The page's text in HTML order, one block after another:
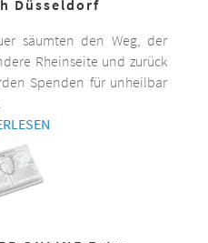
Düsseldorf
säumten den Weg, der
Rheinseite und zurück
Spenden für unheilbar